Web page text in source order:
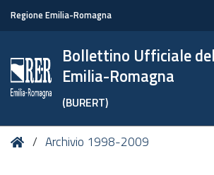
Regione Emilia-Romagna
Bollettino Ufficiale
Emilia-Romagna
(BURERT)
Tu HomeArchivio 1998-2009